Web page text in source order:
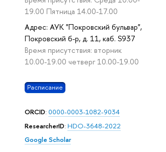
19.00 Пятница 14.00-17.00
Адрес: АУК "Покровский бульвар",
Покровский б-р, д. 11, каб. S937
Время присутствия: вторник
10.00-19.00 четверг 10.00-19.00
Расписание
ORCID: 0000-0003-1082-9034
ResearcherID: HDO-3648-2022
Google Scholar